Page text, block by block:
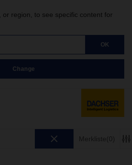
or region, to see specific content for
OK
Change
Merkliste(0)